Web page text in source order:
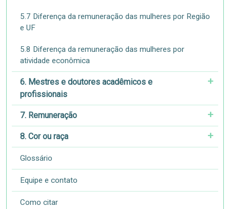
5.7 Diferença da remuneração das mulheres por Região
e UF
5.8 Diferença da remuneração das mulheres por
atividade econômica
6. Mestres e doutores acadêmicos e
profissionais
7. Remuneração
8. Cor ou raça
Glossário
Equipe e contato
Como citar